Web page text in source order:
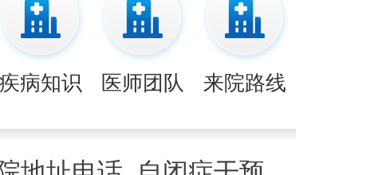
疾病知识 医师团队 来院路线